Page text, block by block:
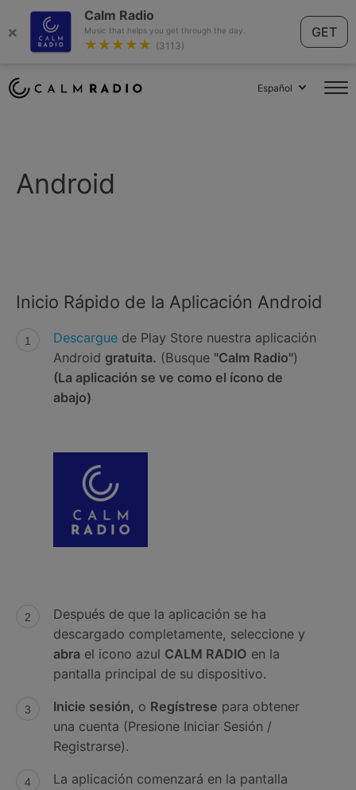
×
Calm Radio
Music that helps you get through the day.
★★★★★ (3113)
GET
Español
Android
Inicio Rápido de la Aplicación Android
Descarguede Play Store nuestra aplicación
Android gratuita. (Busque "Calm Radio")
(La aplicación se ve como el ícono de
abajo)
Después de que la aplicación se ha
descargado completamente, seleccione y
abra el icono azul CALM RADIO en la
pantalla principal de su dispositivo.
Inicie sesión, o Regístrese para obtener
una cuenta (Presione Iniciar Sesión /
Registrarse).
La aplicación comenzará en la pantalla